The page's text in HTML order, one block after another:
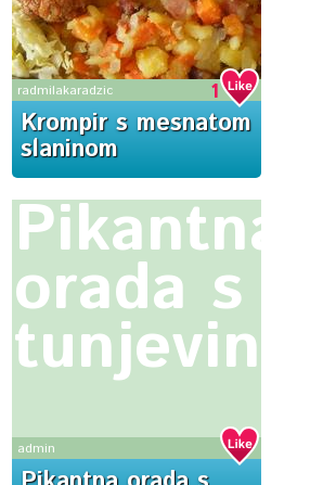
radmilakaradzic 1
Krompir s mesnatom
slaninom
Pikantna
orada s
tunjevinom
admin